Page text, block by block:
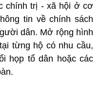
chính trị - xã hội ở cơ
tin về chính sách
dân. Mở rộng hình
từng hộ có nhu cầu,
họp tổ dân hoặc các